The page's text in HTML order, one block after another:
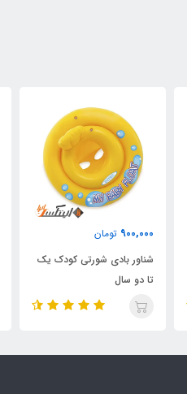
900,000 تومان
شناور بادی شورتی کودک یک
تا دو سال